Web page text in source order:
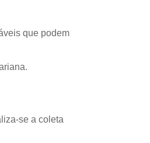
que podem
se a coleta